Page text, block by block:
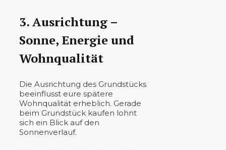
3. Ausrichtung –
Sonne, Energie und
Wohnqualität
Die Ausrichtung des Grundstücks
beeinflusst eure spätere
Wohnqualität erheblich. Gerade
beim Grundstück kaufen lohnt
sich ein Blick auf den
Sonnenverlauf.